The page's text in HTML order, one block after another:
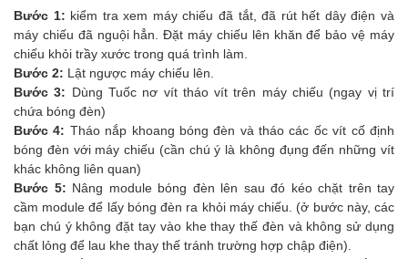
Bước 1: kiểm tra xem máy chiếu đã tắt, đã rút hết dây điện và
máy chiếu đã nguội hẳn. Đặt máy chiếu lên khăn để bảo vệ máy
chiếu khỏi trầy xước trong quá trình làm.
Bước 2: Lật ngược máy chiếu lên.
Bước 3: Dùng Tuốc nơ vít tháo vít trên máy chiếu (ngay vị trí
chứa bóng đèn)
Bước 4: Tháo nắp khoang bóng đèn và tháo các ốc vít cố định
bóng đèn với máy chiếu (cần chú ý là không đụng đến những vít
khác không liên quan)
Bước 5: Nâng module bóng đèn lên sau đó kéo chặt trên tay
cầm module để lấy bóng đèn ra khỏi máy chiếu. (ở bước này, các
bạn chú ý không đặt tay vào khe thay thế đèn và không sử dụng
chất lỏng để lau khe thay thế tránh trường hợp chập điện).